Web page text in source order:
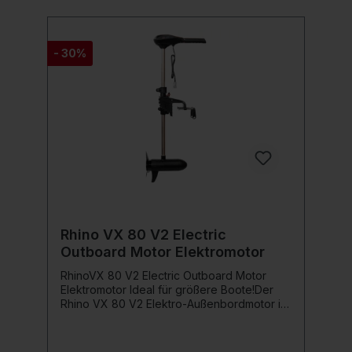
jetzt den perfekten Schutz für Deinen
Außenbordmotor!Produktdetails: Entwickelt
für die Lagerung und den Transport
elektrischer Außenbordmotoren
Strapazierfähiges und wasserabweisendes
500-Denier-behandeltes Polyestergewebe
Mit einzigartigem Fox Camo-Muster Bietet
Platz für alle elektrischen
10-mm-Reißverschlüsse Gepolsterte Griffe
aus Polyester in Tarnfarben Abmessungen:
- 30%
Rhino VX 80 V2 Electric
Outboard Motor Elektromotor
RhinoVX 80 V2 Electric Outboard Motor
Elektromotor Ideal für größere Boote!Der
Rhino VX 80 V2 Elektro-Außenbordmotor ist